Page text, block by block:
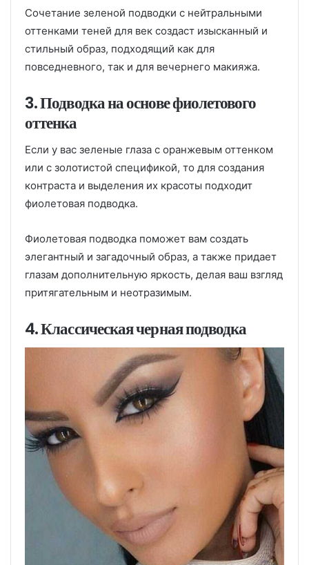
Сочетание зеленой подводки с нейтральными
оттенками теней для век создаст изысканный и
стильный образ, подходящий как для
повседневного, так и для вечернего макияжа.
3. Подводка на основе фиолетового
оттенка
Если у вас зеленые глаза с оранжевым оттенком
или с золотистой спецификой, то для создания
контраста и выделения их красоты подходит
фиолетовая подводка.
Фиолетовая подводка поможет вам создать
элегантный и загадочный образ, а также придает
глазам дополнительную яркость, делая ваш взгляд
притягательным и неотразимым.
4. Классическая черная подводка